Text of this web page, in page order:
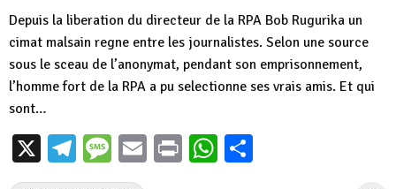
Depuis la liberation du directeur de la RPA Bob Rugurika un
cimat malsain regne entre les journalistes. Selon une source
sous le sceau de l’anonymat, pendant son emprisonnement,
l’homme fort de la RPA a pu selectionne ses vrais amis. Et qui
sont…
X Telegram
Message
EmailPrintWhatsApp